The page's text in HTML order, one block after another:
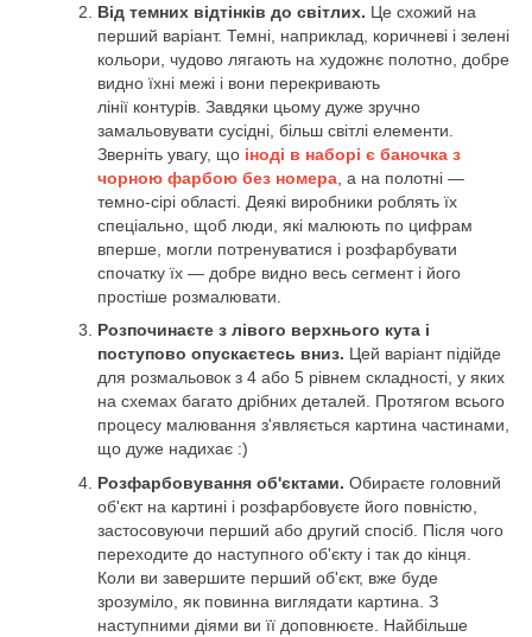
Від темних відтінків до світлих. Це схожий на
перший варіант. Темні, наприклад, коричневі і зелені
кольори, чудово лягають на художнє полотно, добре
видно їхні межі і вони перекривають
лінії контурів. Завдяки цьому дуже зручно
замальовувати сусідні, більш світлі елементи.
Зверніть увагу, що іноді в наборі є баночка з
чорною фарбою без номера , а на полотні —
темно-сірі області. Деякі виробники роблять їх
спеціально, щоб люди, які малюють по цифрам
вперше, могли потренуватися і розфарбувати
спочатку їх — добре видно весь сегмент і його
простіше розмалювати.
Розпочинаєте з лівого верхнього кута і
поступово опускаєтесь вниз. Цей варіант підійде
для розмальовок з 4 або 5 рівнем складності, у яких
на схемах багато дрібних деталей. Протягом всього
процесу малювання з'являється картина частинами,
що дуже надихає :)
Розфарбовування об'єктами. Обираєте головний
об'єкт на картині і розфарбовуєте його повністю,
застосовуючи перший або другий спосіб. Після чого
переходите до наступного об'єкту і так до кінця.
Коли ви завершите перший об'єкт, вже буде
зрозуміло, як повинна виглядати картина. З
наступними діями ви її доповнюєте. Найбільше